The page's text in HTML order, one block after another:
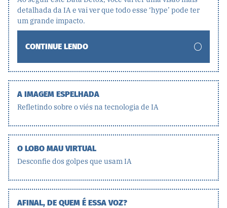
detalhada da IA e vai ver que todo esse ‘hype’ pode ter
um grande impacto.
CONTINUE LENDO
A IMAGEM ESPELHADA
Refletindo sobre o viés na tecnologia de IA
O LOBO MAU VIRTUAL
Desconfie dos golpes que usam IA
AFINAL, DE QUEM É ESSA VOZ?